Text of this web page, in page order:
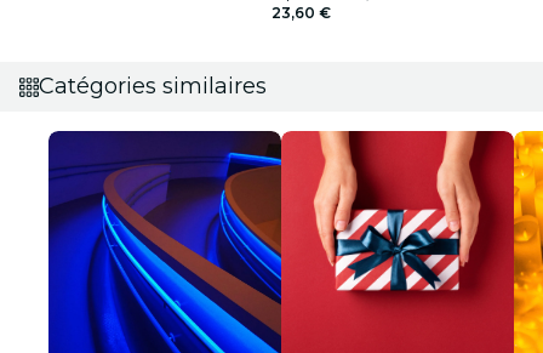
23,60 €
Catégories similaires